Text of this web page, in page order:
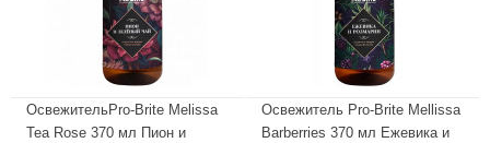
ОсвежительPro-Brite Melissa
Tea Rose 370 мл Пион и
Освежитель Pro-Brite Mellissa
Barberries 370 мл Ежевика и